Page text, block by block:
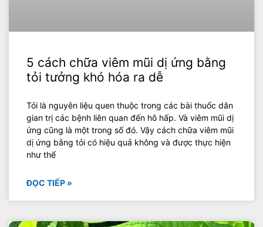
5 cách chữa viêm mũi dị ứng bằng
tỏi tưởng khó hóa ra dễ
Tỏi là nguyên liệu quen thuộc trong các bài thuốc dân
gian trị các bệnh liên quan đến hô hấp. Và viêm mũi dị
ứng cũng là một trong số đó. Vậy cách chữa viêm mũi
dị ứng bằng tỏi có hiệu quả không và được thực hiện
như thế
ĐỌC TIẾP »